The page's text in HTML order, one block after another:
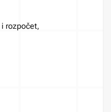
rozpočet,